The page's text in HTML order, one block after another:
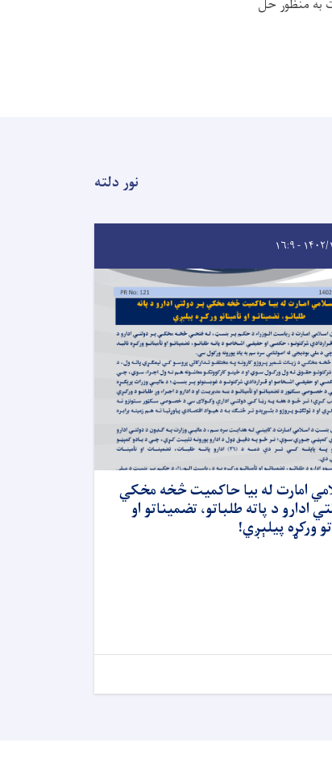
نور دلته
امارت له بیا حاکمیت څخه مخکي
ادارو د پاته طلباتو، تضمیناتو او
ورکړه پیلېږي!